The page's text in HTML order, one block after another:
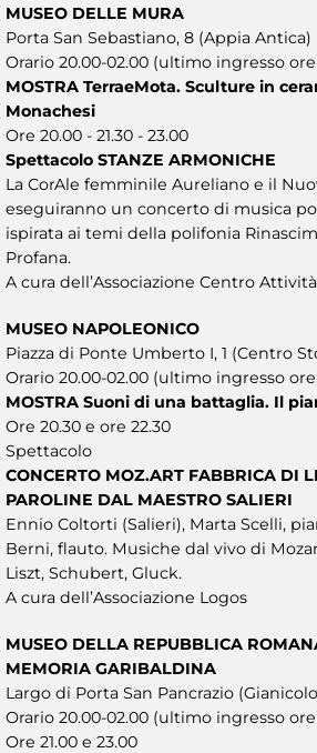
MUSEO DELLE MURA
Porta San Sebastiano, 8 (Appia Antica)
Orario 20.00-02.00 (ultimo ingresso ore
MOSTRA TerraeMota. Sculture in
Monachesi
Ore 20.00 - 21.30 - 23.00
Spettacolo STANZE ARMONICHE
La CorAle femminile Aureliano e il
eseguiranno un concerto di musica
ispirata ai temi della polifonia
Profana.
A cura dell’Associazione Centro
MUSEO NAPOLEONICO
Piazza di Ponte Umberto I, 1 (Centro
Orario 20.00-02.00 (ultimo ingresso ore
MOSTRA Suoni di una battaglia. Il
Ore 20.30 e ore 22.30
Spettacolo
CONCERTO MOZ.ART FABBRICA DI
PAROLINE DAL MAESTRO SALIERI
Ennio Coltorti (Salieri), Marta Scelli,
Berni, flauto. Musiche dal vivo di
Liszt, Schubert, Gluck.
A cura dell’Associazione Logos
MUSEO DELLA REPUBBLICA
MEMORIA GARIBALDINA
Largo di Porta San Pancrazio
Orario 20.00-02.00 (ultimo ingresso ore
Ore 21.00 e 23.00